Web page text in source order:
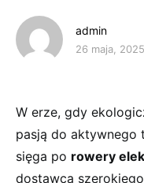
admin
26 maja, 2025
W erze, gdy
pasją do aktywnego
sięga po rowery
dostawca